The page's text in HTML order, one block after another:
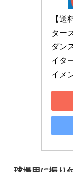
【
ター
ダン
イタ
イメ